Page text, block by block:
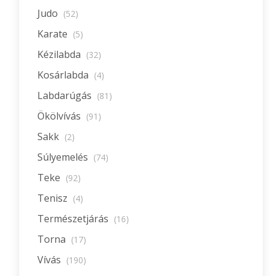
Judo (52)
Karate (5)
Kézilabda (32)
Kosárlabda (4)
Labdarúgás (81)
Ökölvívás (91)
Sakk (2)
Súlyemelés (74)
Teke (92)
Tenisz (4)
Természetjárás (16)
Torna (17)
Vívás (190)